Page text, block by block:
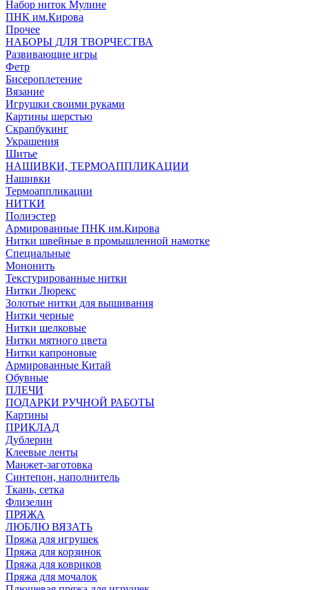
Набор ниток Мулине
ПНК им.Кирова
Прочее
НАБОРЫ ДЛЯ ТВОРЧЕСТВА
Развивающие игры
Фетр
Бисероплетение
Вязание
Игрушки своими руками
Картины шерстью
Скрапбукинг
Украшения
Шитье
НАШИВКИ, ТЕРМОАППЛИКАЦИИ
Нашивки
Термоаппликации
НИТКИ
Полиэстер
Армированные ПНК им.Кирова
Нитки швейные в промышленной намотке
Специальные
Мононить
Текстурированные нитки
Нитки Люрекс
Золотые нитки для вышивания
Нитки черные
Нитки шелковые
Нитки мятного цвета
Нитки капроновые
Армированные Китай
Обувные
ПЛЕЧИ
ПОДАРКИ РУЧНОЙ РАБОТЫ
Картины
ПРИКЛАД
Дублерин
Клеевые ленты
Манжет-заготовка
Синтепон, наполнитель
Ткань, сетка
Флизелин
ПРЯЖА
ЛЮБЛЮ ВЯЗАТЬ
Пряжа для игрушек
Пряжа для корзинок
Пряжа для ковриков
Пряжа для мочалок